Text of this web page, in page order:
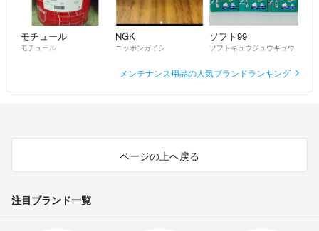
モチュール
モチュール
NGK
ニッポンガイシ
ソフト99
ソフトキュウジュウキュウ
メンテナンス用品の人気ブランドランキング
ページの上へ戻る
注目ブランド一覧